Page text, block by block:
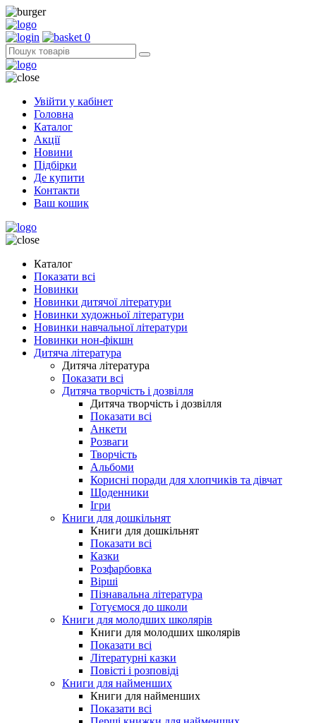
0
Увійти у кабінет
Головна
Каталог
Акції
Новини
Підбірки
Де купити
Контакти
Ваш кошик
Каталог
Показати всі
Новинки
Новинки дитячої літератури
Новинки художньої літератури
Новинки навчальної літератури
Новинки нон-фікшн
Дитяча література
Дитяча література
Показати всі
Дитяча творчість і дозвілля
Дитяча творчість і дозвілля
Показати всі
Анкети
Розваги
Творчість
Альбоми
Корисні поради для хлопчиків та дівчат
Щоденники
Ігри
Книги для дошкільнят
Книги для дошкільнят
Показати всі
Казки
Розфарбовка
Вірші
Пізнавальна література
Готуємося до школи
Книги для молодших школярів
Книги для молодших школярів
Показати всі
Літературні казки
Повісті і розповіді
Книги для найменших
Книги для найменших
Показати всі